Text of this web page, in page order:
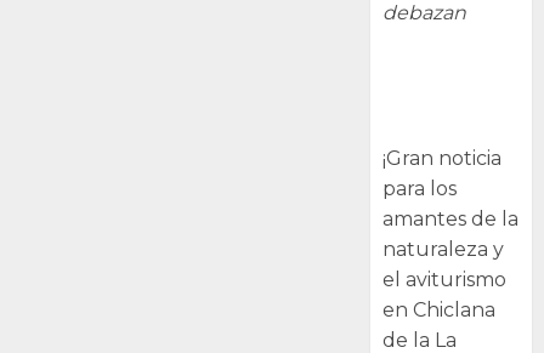
debazan
¡Gran noticia
para los
amantes de la
naturaleza y
el aviturismo
en Chiclana
de la La